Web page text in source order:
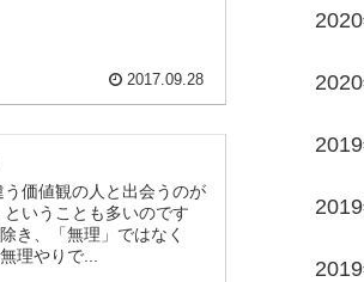
2017.09.28
価値観の人と出会うのが
いうことも多いのです
き、「無理」ではなく
理やりで...